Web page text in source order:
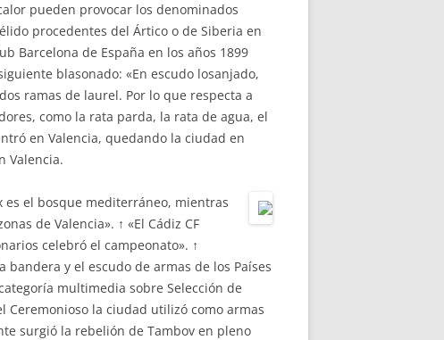
pueden provocar los denominados
procedentes del Ártico o de Siberia en
Barcelona de España en los años 1899
blasonado: «En escudo losanjado,
ramas de laurel. Por lo que respecta a
como la rata parda, la rata de agua, el
en Valencia, quedando la ciudad en
Valencia.
el bosque mediterráneo, mientras
de Valencia». ↑ «El Cádiz CF
celebró el campeonato». ↑
bandera y el escudo de armas de los Países
multimedia sobre Selección de
Ceremonioso la ciudad utilizó como armas
surgió la rebelión de Tambov en pleno